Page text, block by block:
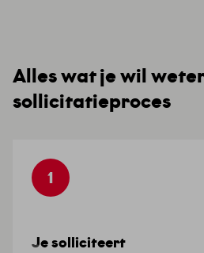
Alles wat je wil
sollicitatieproces
1
Je solliciteert